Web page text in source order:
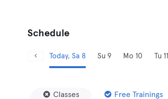
Schedule
Today, Sa 8 Su 9 Mo 10 Tu 11
Classes Free Trainings